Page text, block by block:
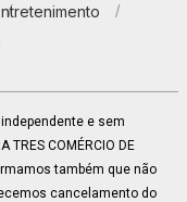
independente e sem
COMÉRCIO DE
também que não
cancelamento do